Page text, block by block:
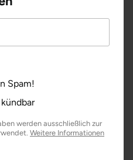
Spam!
werden ausschließlich zur
Weitere Informationen